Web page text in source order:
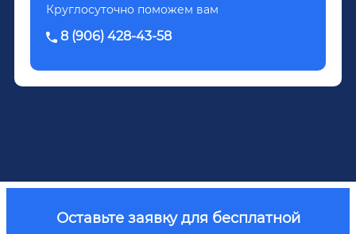
Круглосуточно поможем вам
8 (906) 428-43-58
Оставьте заявку для бесплатной